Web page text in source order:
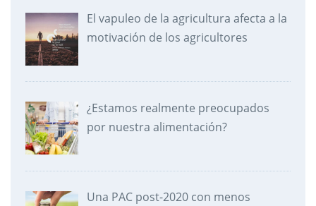
El vapuleo de la agricultura afecta a la
motivación de los agricultores
¿Estamos realmente preocupados
por nuestra alimentación?
Una PAC post-2020 con menos